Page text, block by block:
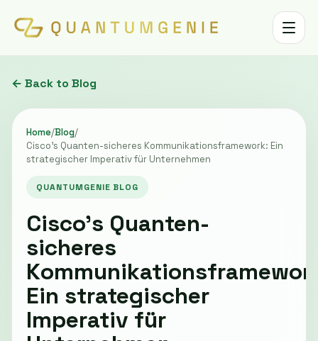
Toggle
← Back to Blog
Home/Blog/
Cisco's Quanten-sicheres Kommunikationsframework: Ein
strategischer Imperativ für Unternehmen
QUANTUMGENIE BLOG
Cisco's Quanten-
sicheres
Ein strategischer
Imperativ für